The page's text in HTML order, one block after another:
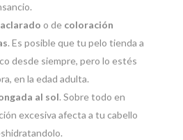
aclarado o de coloración
. Es posible que tu pelo tienda a
desde siempre, pero lo estés
en la edad adulta.
al sol. Sobre todo en
excesiva afecta a tu cabello